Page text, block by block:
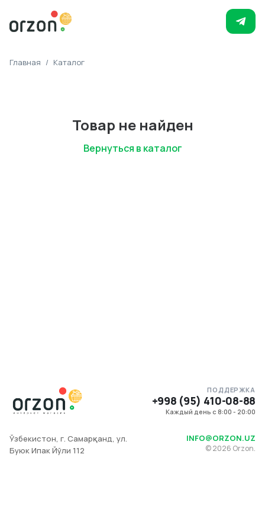
Главная / Каталог
Товар не найден
Вернуться в каталог
ПОДДЕРЖКА
+998 (95) 410-08-88
Каждый день с 8:00 - 20:00
Ўзбекистон, г. Самарқанд, ул.
Буюк Ипак Йўли 112
INFO@ORZON.UZ
©2026 Orzon.